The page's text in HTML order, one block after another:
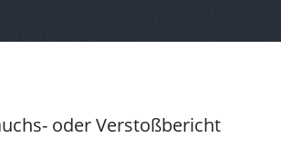
oder Verstoßbericht